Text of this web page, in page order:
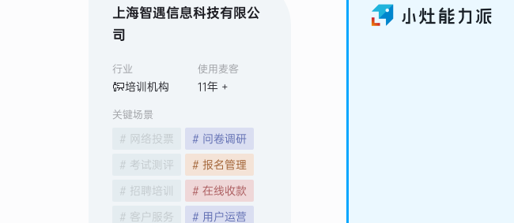
上海智遇信息科技有限公
司
行业
培训机构
使用麦客
11年 +
关键场景
# 网络投票
# 问卷调研
# 考试测评
# 报名管理
# 招聘培训
# 在线收款
# 客户服务
# 用户运营